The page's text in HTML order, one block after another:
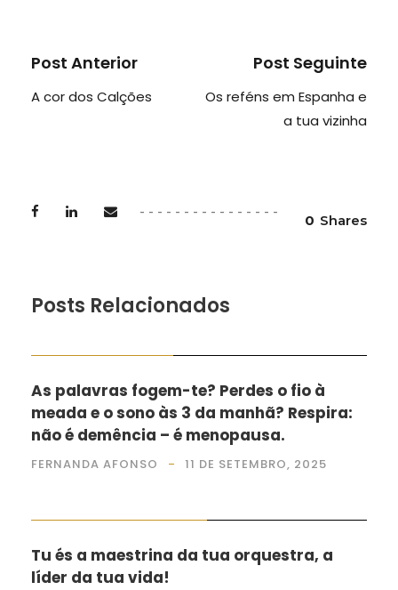
Post Anterior
A cor dos Calções
Post Seguinte
Os reféns em Espanha e
a tua vizinha
0 Shares
Posts Relacionados
As palavras fogem-te? Perdes o fio à
meada e o sono às 3 da manhã? Respira:
não é demência – é menopausa.
FERNANDA AFONSO 11 DE SETEMBRO, 2025
Tu és a maestrina da tua orquestra, a
líder da tua vida!